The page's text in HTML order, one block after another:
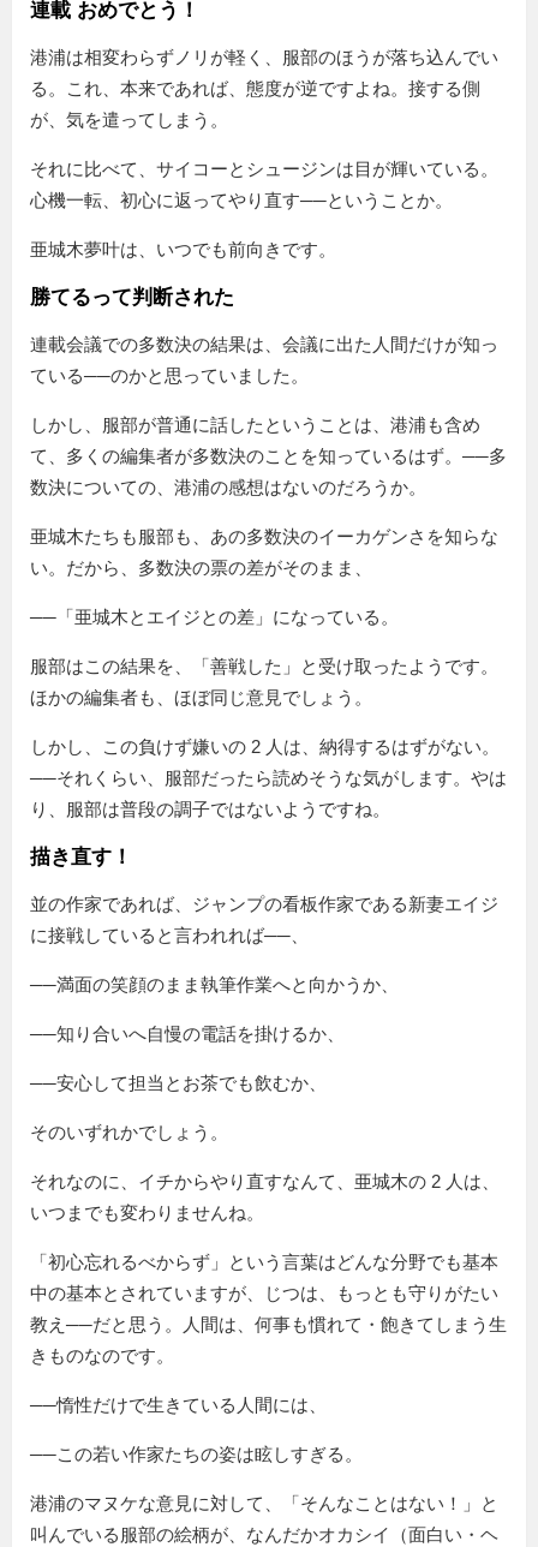
連載 おめでとう！
港浦は相変わらずノリが軽く、服部のほうが落ち込んでい
る。これ、本来であれば、態度が逆ですよね。接する側
が、気を遣ってしまう。
それに比べて、サイコーとシュージンは目が輝いている。
心機一転、初心に返ってやり直す──ということか。
亜城木夢叶は、いつでも前向きです。
勝てるって判断された
連載会議での多数決の結果は、会議に出た人間だけが知っ
ている──のかと思っていました。
しかし、服部が普通に話したということは、港浦も含め
て、多くの編集者が多数決のことを知っているはず。──多
数決についての、港浦の感想はないのだろうか。
亜城木たちも服部も、あの多数決のイーカゲンさを知らな
い。だから、多数決の票の差がそのまま、
──「亜城木とエイジとの差」になっている。
服部はこの結果を、「善戦した」と受け取ったようです。
ほかの編集者も、ほぼ同じ意見でしょう。
しかし、この負けず嫌いの 2 人は、納得するはずがない。
──それくらい、服部だったら読めそうな気がします。やは
り、服部は普段の調子ではないようですね。
描き直す！
並の作家であれば、ジャンプの看板作家である新妻エイジ
に接戦していると言われれば──、
──満面の笑顔のまま執筆作業へと向かうか、
──知り合いへ自慢の電話を掛けるか、
──安心して担当とお茶でも飲むか、
そのいずれかでしょう。
それなのに、イチからやり直すなんて、亜城木の 2 人は、
いつまでも変わりませんね。
「初心忘れるべからず」という言葉はどんな分野でも基本
中の基本とされていますが、じつは、もっとも守りがたい
教え──だと思う。人間は、何事も慣れて・飽きてしまう生
きものなのです。
──惰性だけで生きている人間には、
──この若い作家たちの姿は眩しすぎる。
港浦のマヌケな意見に対して、 そんなことはない！
と
叫んでいる服部の絵柄が、なんだかオカシイ（面白い・ヘ